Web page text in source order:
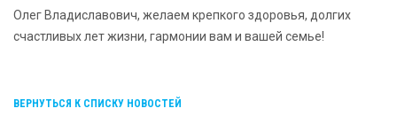
Олег Владиславович, желаем крепкого здоровья, долгих
счастливых лет жизни, гармонии вам и вашей семье!
ВЕРНУТЬСЯ К СПИСКУ НОВОСТЕЙ